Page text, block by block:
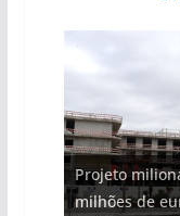
Projeto
milhões de
Milagre da
Foto do dia:
Tapas do mar
Tempestades